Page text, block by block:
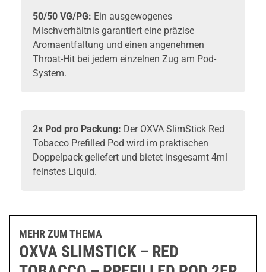
50/50 VG/PG: Ein ausgewogenes
Mischverhältnis garantiert eine präzise
Aromaentfaltung und einen angenehmen
Throat-Hit bei jedem einzelnen Zug am Pod-
System.
2x Pod pro Packung: Der OXVA SlimStick Red
Tobacco Prefilled Pod wird im praktischen
Doppelpack geliefert und bietet insgesamt 4ml
feinstes Liquid.
MEHR ZUM THEMA
OXVA SLIMSTICK – RED